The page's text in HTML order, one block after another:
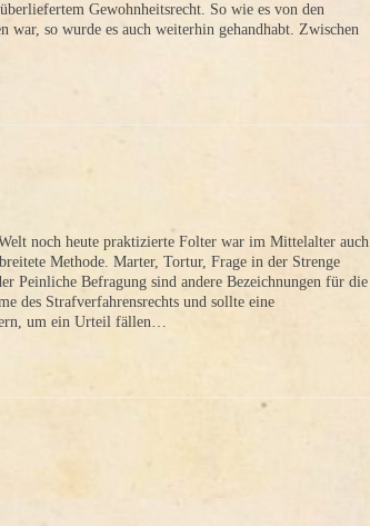
Gewohnheitsrecht. So wie es von den
war, so wurde es auch weiterhin gehandhabt. Zwischen
noch heute praktizierte Folter war im Mittelalter auch
Methode. Marter, Tortur, Frage in der Strenge
Peinliche Befragung sind andere Bezeichnungen für die
des Strafverfahrensrechts und sollte eine
um ein Urteil fällen…